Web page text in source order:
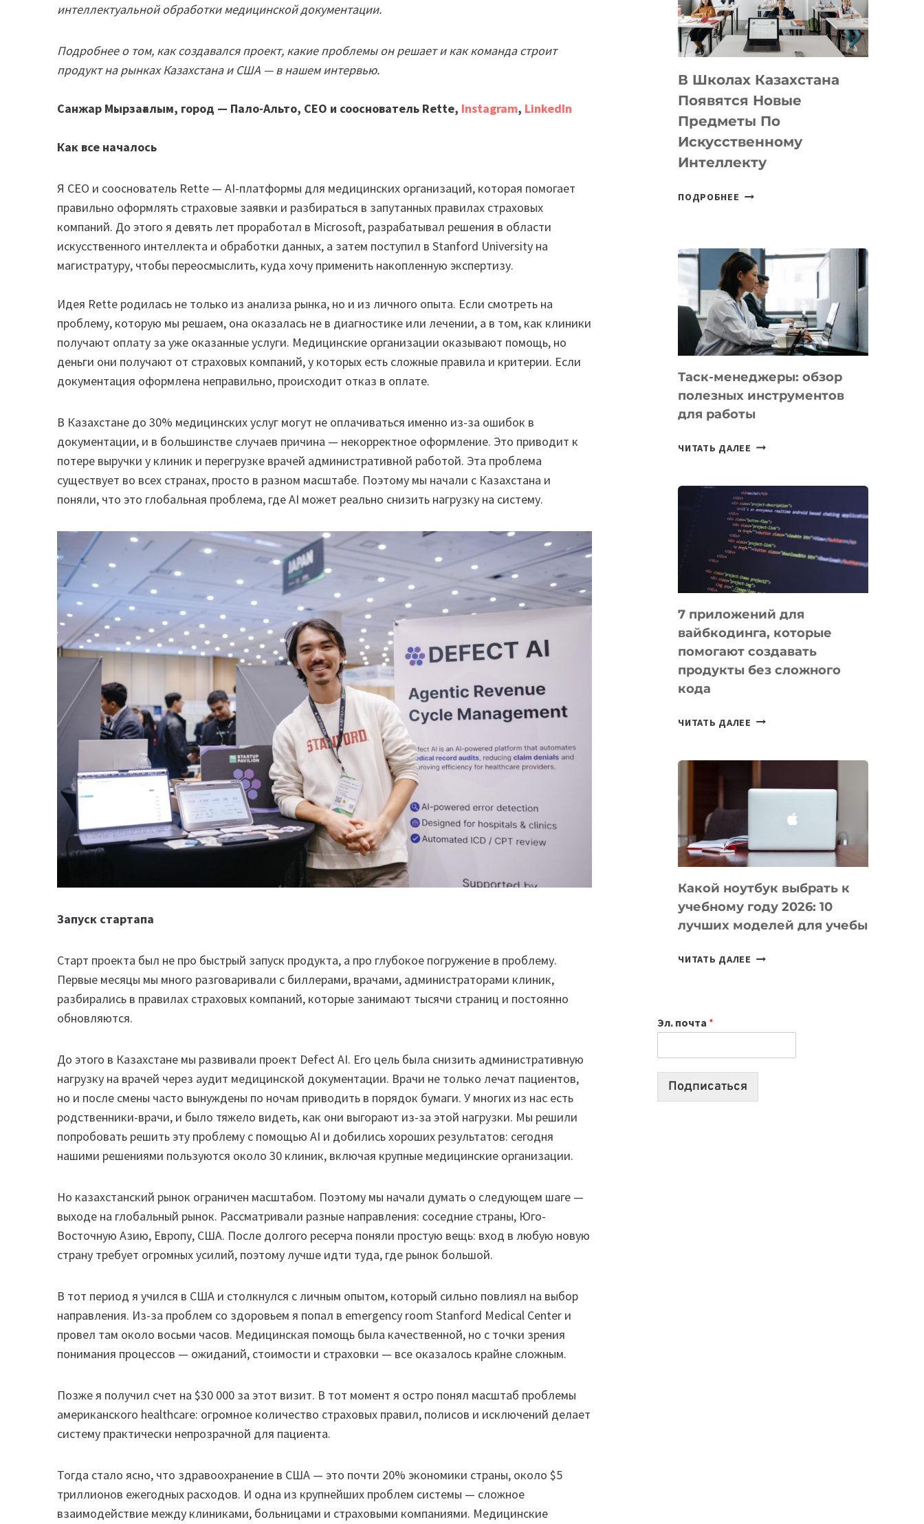
интеллектуальной обработки медицинской документации.
Подробнее о том, как создавался проект, какие проблемы он решает и как команда строит
продукт на рынках Казахстана и США — в нашем интервью.
Санжар Мырзағалым, город — Пало-Альто, CEO и сооснователь Rette, Instagram, LinkedIn
Как все началось
Я CEO и сооснователь Rette — AI-платформы для медицинских организаций, которая помогает
правильно оформлять страховые заявки и разбираться в запутанных правилах страховых
компаний. До этого я девять лет проработал в Microsoft, разрабатывал решения в области
искусственного интеллекта и обработки данных, а затем поступил в Stanford University на
магистратуру, чтобы переосмыслить, куда хочу применить накопленную экспертизу.
Идея Rette родилась не только из анализа рынка, но и из личного опыта. Если смотреть на
проблему, которую мы решаем, она оказалась не в диагностике или лечении, а в том, как клиники
получают оплату за уже оказанные услуги. Медицинские организации оказывают помощь, но
деньги они получают от страховых компаний, у которых есть сложные правила и критерии. Если
документация оформлена неправильно, происходит отказ в оплате.
В Казахстане до 30% медицинских услуг могут не оплачиваться именно из-за ошибок в
документации, и в большинстве случаев причина — некорректное оформление. Это приводит к
потере выручки у клиник и перегрузке врачей административной работой. Эта проблема
существует во всех странах, просто в разном масштабе. Поэтому мы начали с Казахстана и
поняли, что это глобальная проблема, где AI может реально снизить нагрузку на систему.
Запуск стартапа
Старт проекта был не про быстрый запуск продукта, а про глубокое погружение в проблему.
Первые месяцы мы много разговаривали с биллерами, врачами, администраторами клиник,
разбирались в правилах страховых компаний, которые занимают тысячи страниц и постоянно
обновляются.
До этого в Казахстане мы развивали проект Defect AI. Его цель была снизить административную
нагрузку на врачей через аудит медицинской документации. Врачи не только лечат пациентов,
но и после смены часто вынуждены по ночам приводить в порядок бумаги. У многих из нас есть
родственники-врачи, и было тяжело видеть, как они выгорают из-за этой нагрузки. Мы решили
попробовать решить эту проблему с помощью AI и добились хороших результатов: сегодня
нашими решениями пользуются около 30 клиник, включая крупные медицинские организации.
Но казахстанский рынок ограничен масштабом. Поэтому мы начали думать о следующем шаге —
выходе на глобальный рынок. Рассматривали разные направления: соседние страны, Юго-
Восточную Азию, Европу, США. После долгого ресерча поняли простую вещь: вход в любую новую
страну требует огромных усилий, поэтому лучше идти туда, где рынок большой.
В тот период я учился в США и столкнулся с личным опытом, который сильно повлиял на выбор
направления. Из-за проблем со здоровьем я попал в emergency room Stanford Medical Center и
провел там около восьми часов. Медицинская помощь была качественной, но с точки зрения
понимания процессов — ожиданий, стоимости и страховки — все оказалось крайне сложным.
Позже я получил счет на $30 000 за этот визит. В тот момент я остро понял масштаб проблемы
американского healthcare: огромное количество страховых правил, полисов и исключений делает
систему практически непрозрачной для пациента.
Тогда стало ясно, что здравоохранение в США — это почти 20% экономики страны, около $5
триллионов ежегодных расходов. И одна из крупнейших проблем системы — сложное
взаимодействие между клиниками, больницами и страховыми компаниями. Медицинские
MOST
—
МЕЖДУНАРОДНУЮ
ДЛЯ
ТЕХНОЛОГИЧЕСКИХ
СТАРТАПОВ
В Школах Казахстана
Появятся Новые
Предметы По
Искусственному
Интеллекту
ПОДРОБНЕЕ
НОВЫЕ
ПРЕДМЕТЫ
ПО
ИСКУССТВЕННОМУ
ИНТЕЛЛЕКТУ
Таск-менеджеры: обзор
полезных инструментов
для работы
ЧИТАТЬ ДАЛЕЕ ТАСК-
ПОЛЕЗНЫХ
ИНСТРУМЕНТОВ
ДЛЯ
РАБОТЫ
7 приложений для
вайбкодинга, которые
помогают создавать
продукты без сложного
кода
ЧИТАТЬ ДАЛЕЕ
КОТОРЫЕ
СОЗДАВАТЬ
БЕЗ
КОДА
Какой ноутбук выбрать к
учебному году 2026: 10
лучших моделей для учебы
ЧИТАТЬ ДАЛЕЕ КАКОЙ
2026:
10
Эл. почта *
Подписаться